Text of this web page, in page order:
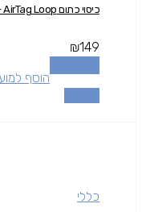
כיסוי כתום Apple – AirTag Loop
₪149
הוסף
כללי